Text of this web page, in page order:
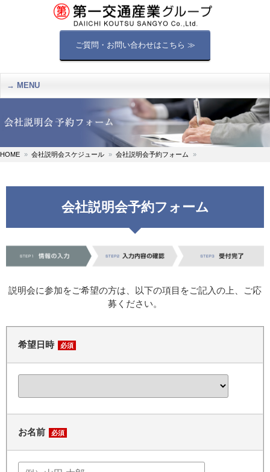
ご質問・お問い合わせはこちら ≫
MENU
HOME 会社説明会スケジュール 会社説明会予約フォーム
会社説明会予約フォーム
説明会に参加をご希望の方は、以下の項目をご記入の上、ご応
募ください。
希望日時 必須
お名前 必須